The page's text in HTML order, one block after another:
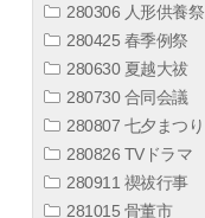
280306 人形供養祭
280425 春季例祭
280630 夏越大祓
280730 合同会議
280807 七夕まつり
280826 TVドラマ
280911 禊祓行事
281015 骨董市